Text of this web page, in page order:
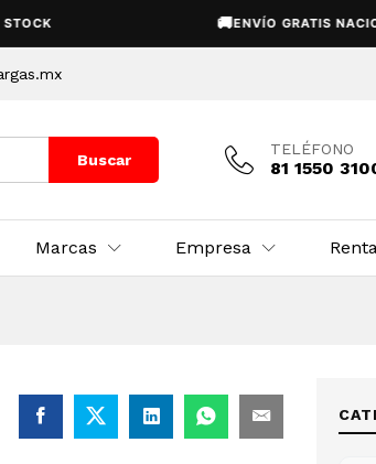
ENVÍO GRATIS NACIONAL
Buscar
TELÉFONO
81 1550
Marcas Empresa
USD $